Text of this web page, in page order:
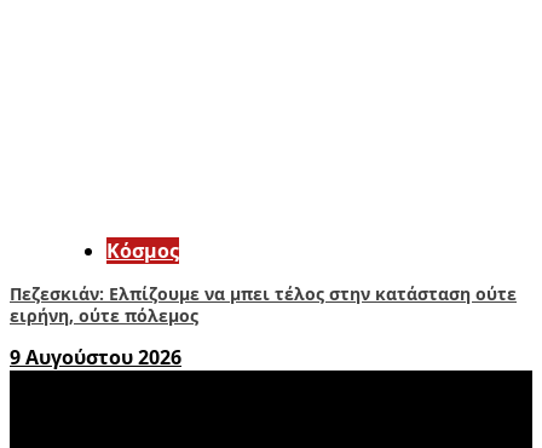
Κόσμος
Πεζεσκιάν: Ελπίζουμε να μπει τέλος στην κατάσταση ούτε
ειρήνη, ούτε πόλεμος
9 Αυγούστου 2026